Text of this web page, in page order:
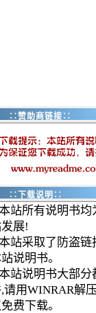
∷赞助商链接∷
∷下载说明∷
站所有说明书均
展!
站采取了防盗链
说明书。
站说明书大部分
请用WINRAR解
费下载。